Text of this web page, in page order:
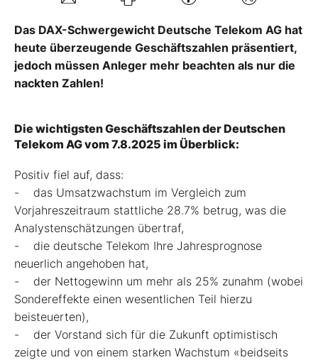
Das DAX-Schwergewicht Deutsche Telekom AG hat
heute überzeugende Geschäftszahlen präsentiert,
jedoch müssen Anleger mehr beachten als nur die
nackten Zahlen!
Die wichtigsten Geschäftszahlen der Deutschen
Telekom AG vom 7.8.2025 im Überblick:
Positiv fiel auf, dass:
- das Umsatzwachstum im Vergleich zum
Vorjahreszeitraum stattliche 28.7% betrug, was die
Analystenschätzungen übertraf,
- die deutsche Telekom Ihre Jahresprognose
neuerlich angehoben hat,
- der Nettogewinn um mehr als 25% zunahm (wobei
Sondereffekte einen wesentlichen Teil hierzu
beisteuerten),
- der Vorstand sich für die Zukunft optimistisch
zeigte und von einem starken Wachstum «beidseits